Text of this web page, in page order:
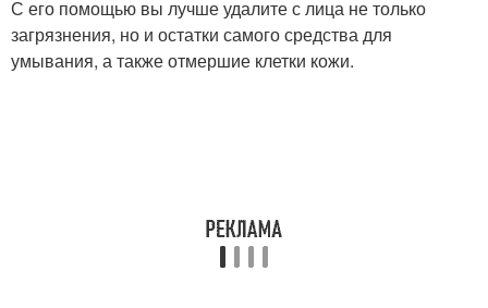
С его помощью вы лучше удалите с лица не только
загрязнения, но и остатки самого средства для
умывания, а также отмершие клетки кожи.